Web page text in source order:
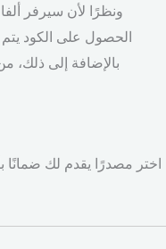
ونظرًا لأن سيرفر
الحصول على الكود
بالإضافة إلى ذلك،